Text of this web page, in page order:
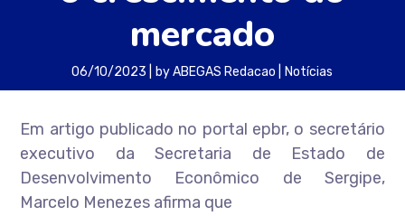
mercado
06/10/2023 byABEGAS Redacao Notícias
Em artigo publicado no portal epbr, o secretário
executivo da Secretaria de Estado de
Desenvolvimento Econômico de Sergipe,
Marcelo Menezes afirma que